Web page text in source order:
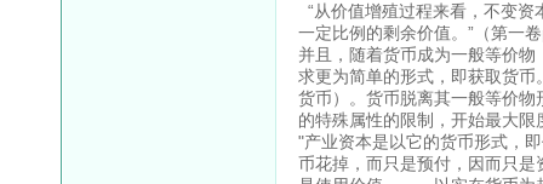
“从价值增殖过程来看，不变
一定比例的剩余价值。”（第一
并且，随着货币成为一般等价
求更为简单的形式，即获取货
货币）。货币脱离其一般等价
的特殊属性的限制，开始最大
"产业资本是以它的货币形式，
币花掉，而只是预付，因而只